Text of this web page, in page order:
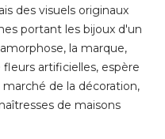
des visuels originaux
portant les bijoux d'un
la marque,
artificielles, espère
de la décoration,
de maisons